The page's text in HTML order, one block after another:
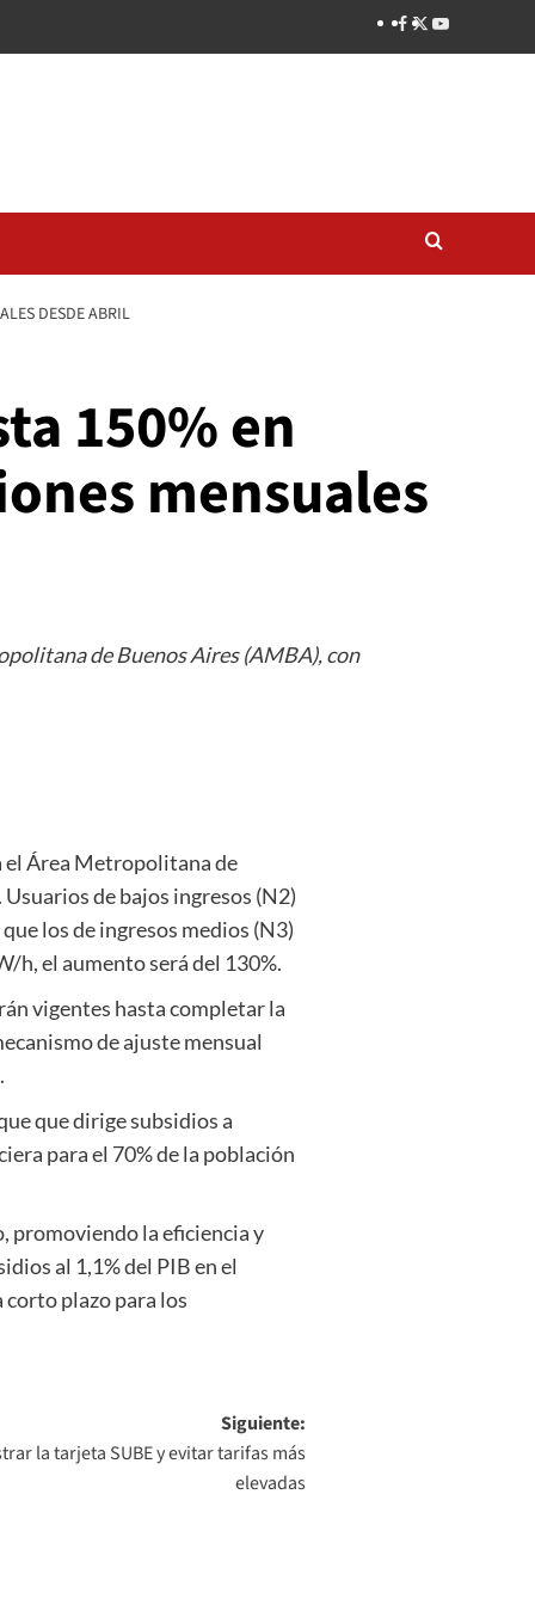
DESDE ABRIL
150% en
mensuales
de Buenos Aires (AMBA), con
el Área Metropolitana de
de bajos ingresos (N2)
los de ingresos medios (N3)
h, el aumento será del 130%.
vigentes hasta completar la
de ajuste mensual
que dirige subsidios a
para el 70% de la población
promoviendo la eficiencia y
al 1,1% del PIB en el
plazo para los
Siguiente:
la tarjeta SUBE y evitar tarifas más
elevadas